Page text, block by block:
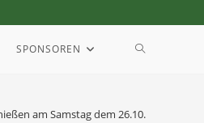
SPONSOREN
am Samstag dem 26.10.